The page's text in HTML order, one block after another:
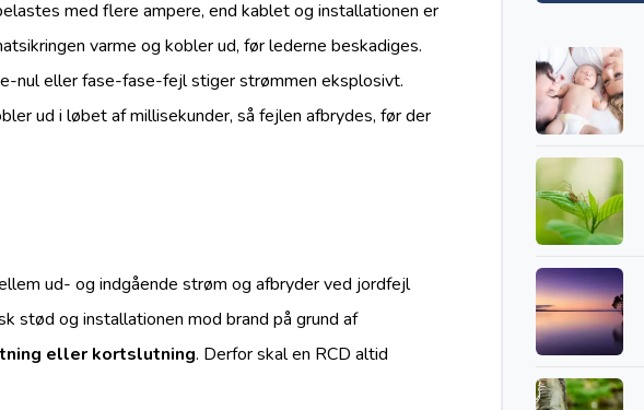
med flere ampere, end kablet og installationen er
varme og kobler ud, før lederne beskadiges.
nul eller fase-fase-fejl stiger strømmen eksplosivt.
ud i løbet af millisekunder, så fejlen afbrydes, før der
ud- og indgående strøm og afbryder ved jordfejl
stød og installationen mod brand på grund af
eller kortslutning. Derfor skal en RCD altid